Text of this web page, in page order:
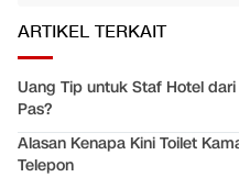
ARTIKEL TERKAIT
Uang Tip untuk Staf Hotel
Pas?
Alasan Kenapa Kini Toilet
Telepon